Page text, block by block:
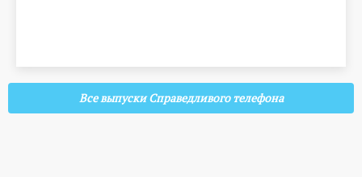
Все выпуски Справедливого телефона